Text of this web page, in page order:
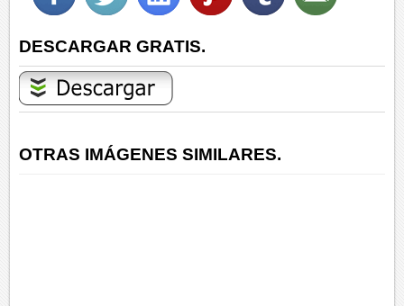
DESCARGAR GRATIS.
OTRAS IMÁGENES SIMILARES.